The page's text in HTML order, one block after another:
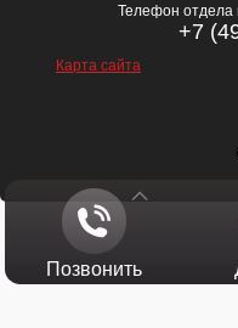
Телефон отдела
+7
Карта сайта
Позвонить